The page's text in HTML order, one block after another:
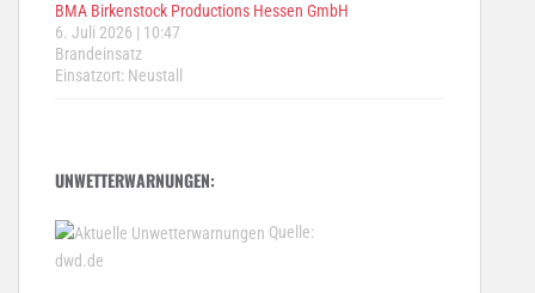
BMA Birkenstock Productions Hessen GmbH
6. Juli 2026 | 10:47
Brandeinsatz
Einsatzort: Neustall
UNWETTERWARNUNGEN:
Quelle:
dwd.de